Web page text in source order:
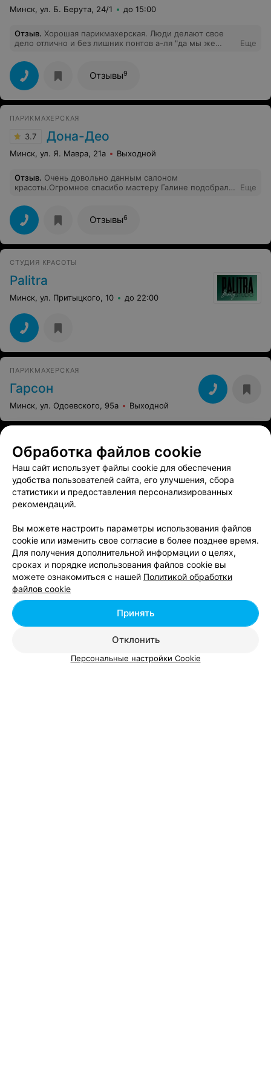
порезала так сильно, что кровь просто лилась. Не
извинившись за своей непрофессионализм, стала
отпустить щипчики, несмотря на то, что это был
предпоследний палец и раньше я сидела спокойно.
было жутко неудобно, но опять же - мастеру виднее.
Сидела я от мастера на расстоянии вытянутой руки.
Минск, ул. Б. Берута, 24/1 до 15:00
Отзыв. Хорошая парикмахерская. Люди делают свое
дело отлично и без лишних понтов а-ля "да мы же
дружелюбная спокойная атмосфера. И я и муж ходим
уже год туда постоянно, всем довольны.
Еще
Отзывы9
ПАРИКМАХЕРСКАЯ
3.7 Дона-Део
Минск, ул. Я. Мавра, 21а Выходной
Отзыв. Очень довольно данным салоном
красоты.Огромное спасибо мастеру Галине подобрала
спасибо данному мастеру.
Еще
Отзывы6
СТУДИЯ КРАСОТЫ
Palitra
Минск, ул. Притыцкого, 10 до 22:00
ПАРИКМАХЕРСКАЯ
Гарсон
Минск, ул. Одоевского, 95а Выходной
Обработка файлов cookie
Наш сайт использует файлы cookie для обеспечения
удобства пользователей сайта, его улучшения, сбора
статистики и предоставления персонализированных
рекомендаций.
Вы можете настроить параметры использования файлов
cookie или изменить свое согласие в более позднее время.
Для получения дополнительной информации о целях,
сроках и порядке использования файлов cookie вы
можете ознакомиться с нашей Политикой обработки
файлов cookie
Отклонить
Принять
Персональные настройки Cookie